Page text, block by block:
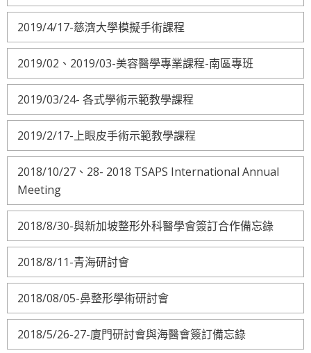
2019/4/17-慈濟大學模擬手術課程
2019/02、2019/03-美容醫學專業課程-南區專班
2019/03/24- 各式學術示範教學課程
2019/2/17-上眼皮手術示範教學課程
2018/10/27、28- 2018 TSAPS International Annual
Meeting
2018/8/30-與新加坡整形外科醫學會簽訂合作備忘錄
2018/8/11-青海研討會
2018/08/05-鼻整形學術研討會
2018/5/26-27-廈門研討會與海醫會簽訂備忘錄